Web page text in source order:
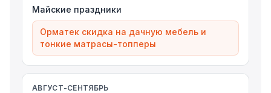
Майские праздники
Орматек скидка на дачную мебель и
тонкие матрасы-топперы
АВГУСТ-СЕНТЯБРЬ